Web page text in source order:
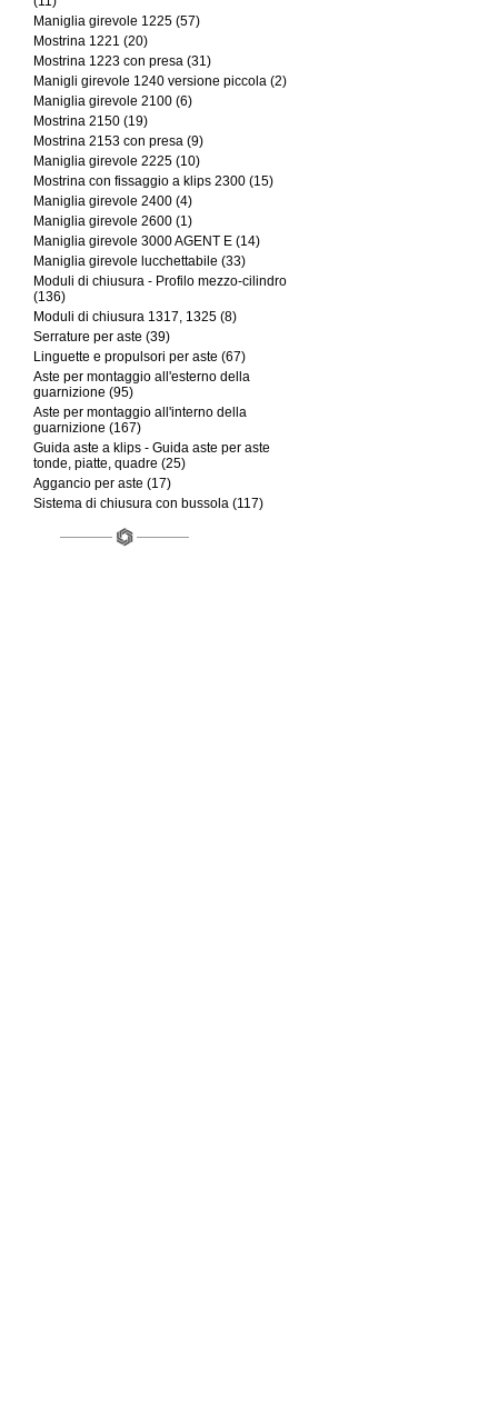
Maniglia girevole 1225 (57)
Mostrina 1221 (20)
Mostrina 1223 con presa (31)
Manigli girevole 1240 versione piccola (2)
Maniglia girevole 2100 (6)
Mostrina 2150 (19)
Mostrina 2153 con presa (9)
Maniglia girevole 2225 (10)
Mostrina con fissaggio a klips 2300 (15)
Maniglia girevole 2400 (4)
Maniglia girevole 2600 (1)
Maniglia girevole 3000 AGENT E (14)
Maniglia girevole lucchettabile (33)
Moduli di chiusura - Profilo mezzo-cilindro
(136)
Moduli di chiusura 1317, 1325 (8)
Serrature per aste (39)
Linguette e propulsori per aste (67)
Aste per montaggio all'esterno della
guarnizione (95)
Aste per montaggio all'interno della
guarnizione (167)
Guida aste a klips - Guida aste per aste
tonde, piatte, quadre (25)
Aggancio per aste (17)
Sistema di chiusura con bussola (117)